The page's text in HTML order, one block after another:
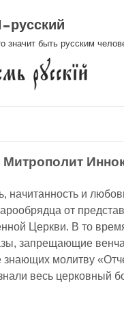
русский
значит быть русским
Митрополит
начитанность и
от
Церкви. В то
запрещающие
знающих молитву
весь церковный